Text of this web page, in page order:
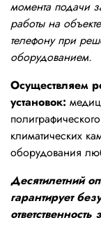
момента подачи
работы на
телефону при
оборудованием.
Осуществляем
установок:
климатических
оборудования
Десятилетний
гарантирует
ответственность